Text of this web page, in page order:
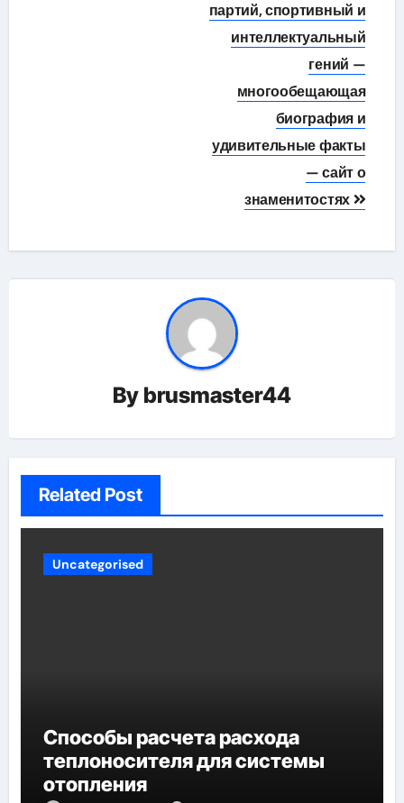
партий, спортивный и
интеллектуальный
гений —
многообещающая
биография и
удивительные факты
— сайт о
знаменитостях
By brusmaster44
Related Post
Uncategorised
Способы расчета расхода
теплоносителя для системы
отопления